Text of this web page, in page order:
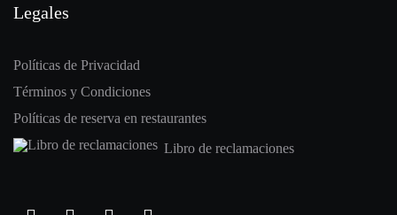
Legales
Políticas de Privacidad
Términos y Condiciones
Políticas de reserva en restaurantes
Libro de reclamaciones